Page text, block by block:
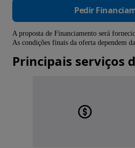
Pedir
A proposta de Financiamento será
As condições finais da oferta dependem
Principais serviços